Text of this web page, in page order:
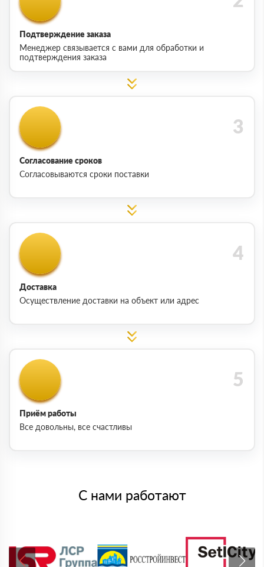
Подтверждение заказа
Менеджер связывается с вами для обработки и
подтверждения заказа
Согласование сроков
Согласовываются сроки поставки
Доставка
Осуществление доставки на объект или адрес
Приём работы
Все довольны, все счастливы
С нами работают